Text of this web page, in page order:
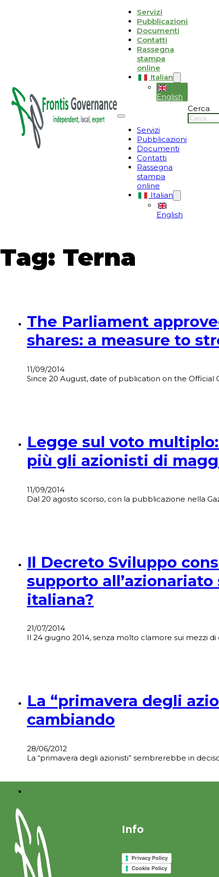
Vai al piè di pagina
Servizi
Pubblicazioni
Documenti
Contatti
Rassegna
stampa
online
Italian
English
Servizi
Pubblicazioni
Documenti
Contatti
Rassegna
stampa
online
Italian
English
Cerca
Tag: Terna
The Parliament
shares: a measure to
11/09/2014
Since 20 August, date of publication on the
Legge sul voto
più gli azionisti di
11/09/2014
Dal 20 agosto scorso, con la pubblicazione nella
Il Decreto Sviluppo
supporto
italiana?
21/07/2014
Il 24 giugno 2014, senza molto clamore sui mezzi
La “primavera degli
cambiando
28/06/2012
La “primavera degli azionisti” sembrerebbe in
Info
Privacy Policy
Cookie Policy
Le tue preferenze relative alla privacy